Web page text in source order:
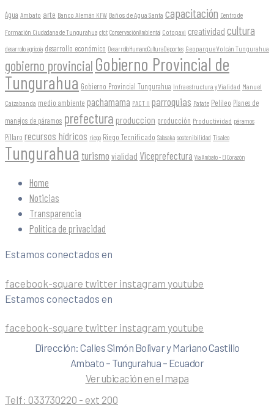
Agua Ambato arte Banco Alemán KFW Baños de Agua Santa capacitación Centro de
Formación Ciudadana de Tungurahua cfct ConservaciónAmbiental Cotopaxi creatividad cultura
desarrollo agrícola desarrollo económico DesarrolloHumanoCulturaDeportes Geoparque Volcán Tungurahua
gobierno provincial Gobierno Provincial de
Tungurahua Gobierno Provincial Tungurahua Infraestructura y Vialidad Manuel
Caizabanda medio ambiente pachamama PACT II parroquias Patate Pelileo Planes de
manejos de páramos prefectura produccion producción Productividad páramos
Píllaro recursos hídricos riego Riego Tecnificado Salasaka sostenibilidad Tisaleo
Tungurahua turismo vialidad Viceprefectura Vía Ambato - El Corazón
Home
Noticias
Transparencia
Política de privacidad
Estamos conectados en
facebook-square twitter instagram youtube
Estamos conectados en
facebook-square twitter instagram youtube
Dirección: Calles Simón Bolivar y Mariano Castillo
Ambato – Tungurahua – Ecuador
Ver ubicación en el mapa
Telf: 033730220 - ext 200